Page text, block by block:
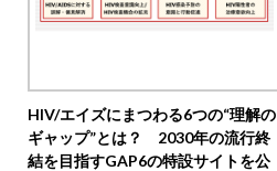
HIV/エイズにまつわる6つの“理解の
ギャップ”とは？ 2030年の流行終
結を目指すGAP6の特設サイトを公